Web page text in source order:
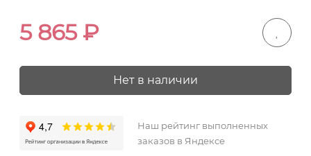
5 865 ₽
Нет в наличии
Наш рейтинг выполненных
заказов в Яндексе